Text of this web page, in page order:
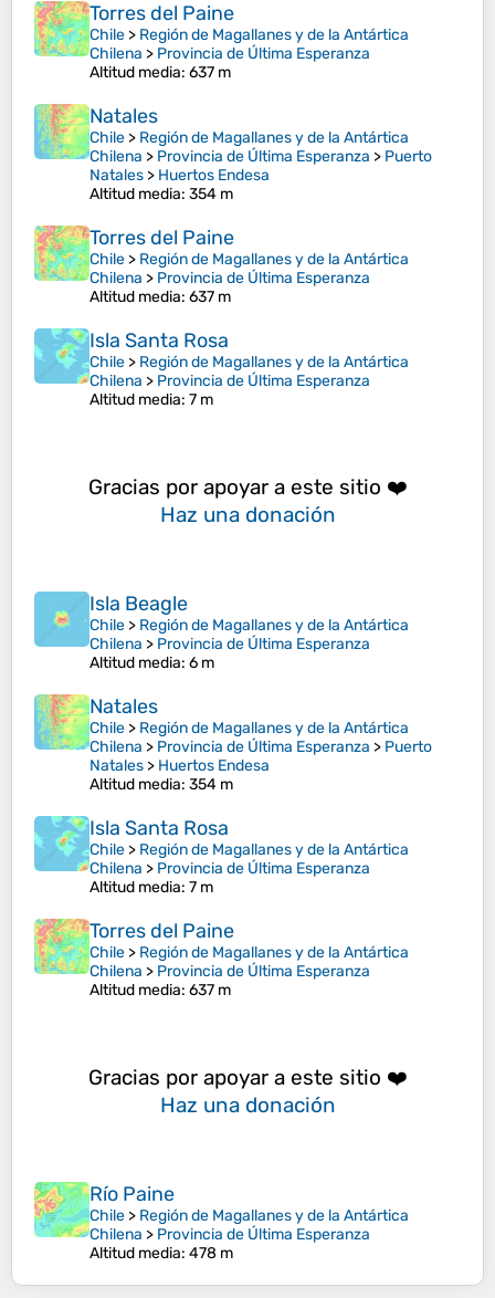
Torres del Paine
Chile > Región de Magallanes y de la Antártica
Chilena > Provincia de Última Esperanza
Altitud media: 637 m
Natales
Chile > Región de Magallanes y de la Antártica
Chilena > Provincia de Última Esperanza > Puerto
Natales > Huertos Endesa
Altitud media: 354 m
Torres del Paine
Chile > Región de Magallanes y de la Antártica
Chilena > Provincia de Última Esperanza
Altitud media: 637 m
Isla Santa Rosa
Chile > Región de Magallanes y de la Antártica
Chilena > Provincia de Última Esperanza
Altitud media: 7 m
Gracias por apoyar a este sitio ❤️
Haz una donación
Isla Beagle
Chile > Región de Magallanes y de la Antártica
Chilena > Provincia de Última Esperanza
Altitud media: 6 m
Natales
Chile > Región de Magallanes y de la Antártica
Chilena > Provincia de Última Esperanza > Puerto
Natales > Huertos Endesa
Altitud media: 354 m
Isla Santa Rosa
Chile > Región de Magallanes y de la Antártica
Chilena > Provincia de Última Esperanza
Altitud media: 7 m
Torres del Paine
Chile > Región de Magallanes y de la Antártica
Chilena > Provincia de Última Esperanza
Altitud media: 637 m
Gracias por apoyar a este sitio ❤️
Haz una donación
Río Paine
Chile > Región de Magallanes y de la Antártica
Chilena > Provincia de Última Esperanza
Altitud media: 478 m